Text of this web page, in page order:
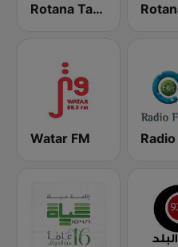
Rotana Tarab Jordan ( راديو روتانا طرب الاردن)
Watar FM